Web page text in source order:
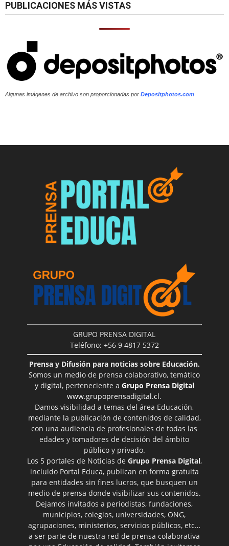
PUBLICACIONES MÁS VISTAS
Algunas imágenes de archivo son proporcionadas por Depositphotos.com
GRUPO PRENSA DIGITAL
Teléfono: +56 9 4817 5372
Prensa y Difusión para noticias sobre Educación.
Somos un medio de prensa colaborativo, temático
y digital, perteneciente a Grupo Prensa Digital
www.grupoprensadigital.cl.
Damos visibilidad a temas del área Educación,
mediante la publicación de contenidos de calidad,
con una audiencia de profesionales de todas las
edades y tomadores de decisión del ámbito
público y privado.
Los 5 portales de Noticias de Grupo Prensa Digital,
incluido Portal Educa, publican en forma gratuita
para entidades sin fines lucros, que busquen un
medio de prensa donde visibilizar sus contenidos.
Dejamos invitados a periodistas, fundaciones,
municipios, colegios, universidades, ONG,
agrupaciones, ministerios, servicios públicos, etc…
a ser parte de nuestra red de prensa colaborativa